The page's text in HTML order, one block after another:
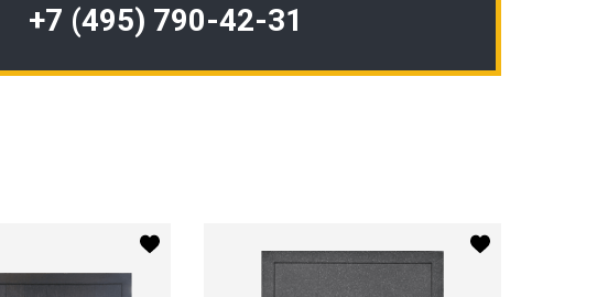
+7 (495) 790-42-31